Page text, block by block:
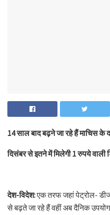
14 साल बाद बढ़ने जा रहे हैं माचिस के
दिसंबर से इतने में मिलेगी 1 रुपये वाली
देश-विदेश:एक तरफ जहां पेट्रोल-
से बढ़ते जा रहे हैं वहीं अब दैनिक